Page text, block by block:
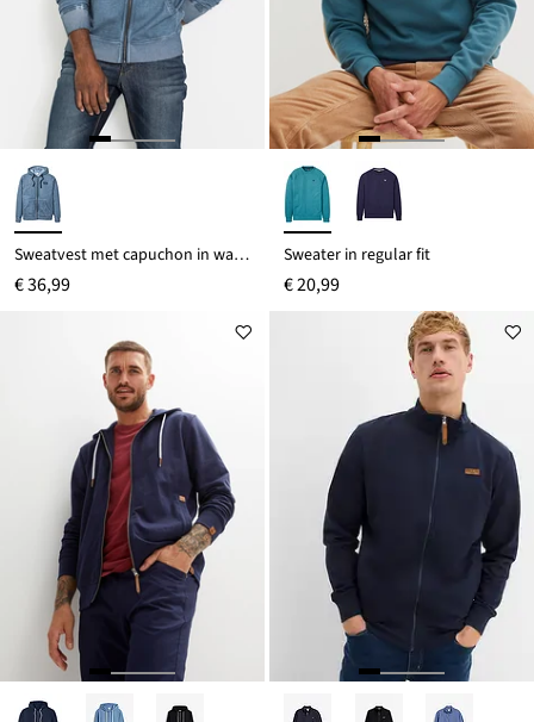
Sweatvest met capuchon in washed out look
€ 36,99
Sweater in regular fit
€ 20,99